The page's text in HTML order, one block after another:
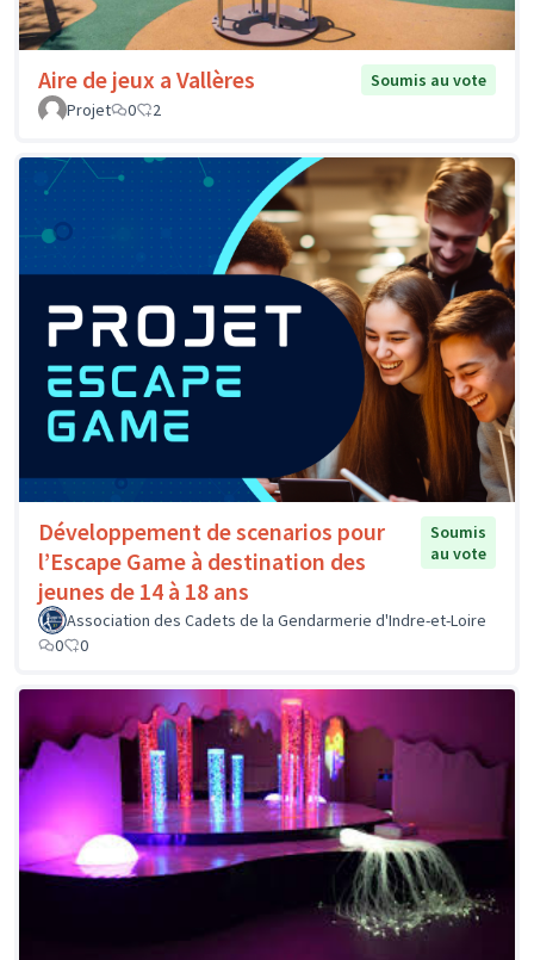
Aire de jeux a Vallères
Soumis au vote
Projet
0 2
Développement de scenarios pour
l’Escape Game à destination des
jeunes de 14 à 18 ans
Soumis
au vote
Association des Cadets de la Gendarmerie d'Indre-et-Loire
0
0